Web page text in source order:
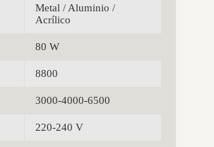
Metal / Aluminio /
Acrílico
80 W
8800
3000-4000-6500
220-240 V